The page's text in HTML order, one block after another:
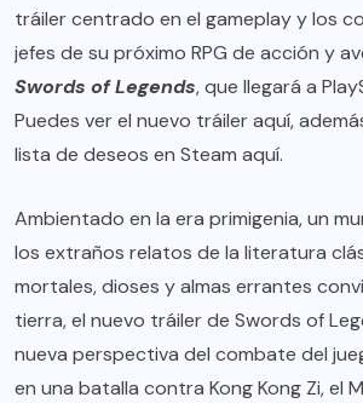
tráiler centrado en el gameplay y los
jefes de su próximo RPG de acción y
Swords of Legends, que llegará a
Puedes ver el nuevo tráiler aquí,
lista de deseos en Steam aquí.
Ambientado en la era primigenia, un
los extraños relatos de la literatura
mortales, dioses y almas errantes
tierra, el nuevo tráiler de Swords of
nueva perspectiva del combate del
en una batalla contra Kong Kong Zi, el